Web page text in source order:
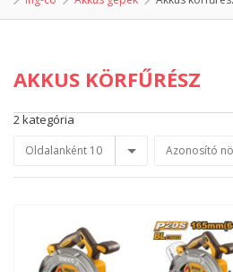
AKKUS KÖRFŰRÉSZ
2 kategória
Oldalanként 10 Azonosító